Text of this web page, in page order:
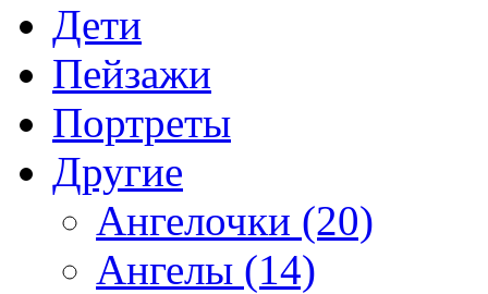
Дети
Пейзажи
Портреты
Другие
Ангелочки (20)
Ангелы (14)